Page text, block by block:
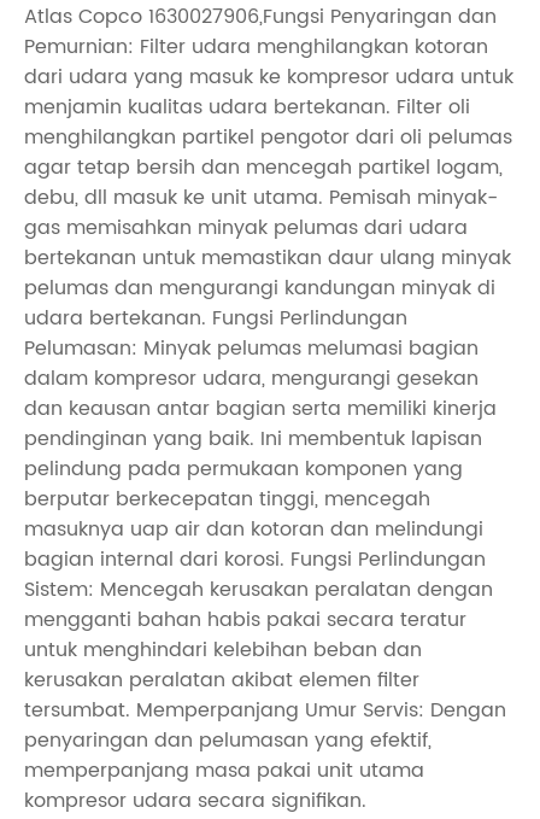
Atlas Copco 1630027906,Fungsi Penyaringan dan
Pemurnian: Filter udara menghilangkan kotoran
dari udara yang masuk ke kompresor udara untuk
menjamin kualitas udara bertekanan. Filter oli
menghilangkan partikel pengotor dari oli pelumas
agar tetap bersih dan mencegah partikel logam,
debu, dll masuk ke unit utama. Pemisah minyak-
gas memisahkan minyak pelumas dari udara
bertekanan untuk memastikan daur ulang minyak
pelumas dan mengurangi kandungan minyak di
udara bertekanan. Fungsi Perlindungan
Pelumasan: Minyak pelumas melumasi bagian
dalam kompresor udara, mengurangi gesekan
dan keausan antar bagian serta memiliki kinerja
pendinginan yang baik. Ini membentuk lapisan
pelindung pada permukaan komponen yang
berputar berkecepatan tinggi, mencegah
masuknya uap air dan kotoran dan melindungi
bagian internal dari korosi. Fungsi Perlindungan
Sistem: Mencegah kerusakan peralatan dengan
mengganti bahan habis pakai secara teratur
untuk menghindari kelebihan beban dan
kerusakan peralatan akibat elemen filter
tersumbat. Memperpanjang Umur Servis: Dengan
penyaringan dan pelumasan yang efektif,
memperpanjang masa pakai unit utama
kompresor udara secara signifikan.